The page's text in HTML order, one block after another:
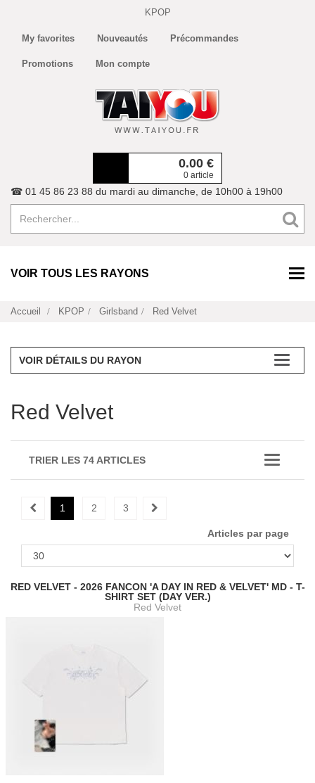
KPOP
My favorites Nouveautés Précommandes
Promotions Mon compte
0.00 €
0 article
☎ 01 45 86 23 88 du mardi au dimanche, de 10h00 à 19h00
VOIR TOUS LES RAYONS
Accueil KPOP Girlsband Red Velvet
VOIR DÉTAILS DU RAYON
Red Velvet
TRIER LES 74 ARTICLES
1 2 3
Articles par page
RED VELVET - 2026 FANCON 'A DAY IN RED & VELVET' MD - T-
SHIRT SET (DAY VER.)
Red Velvet